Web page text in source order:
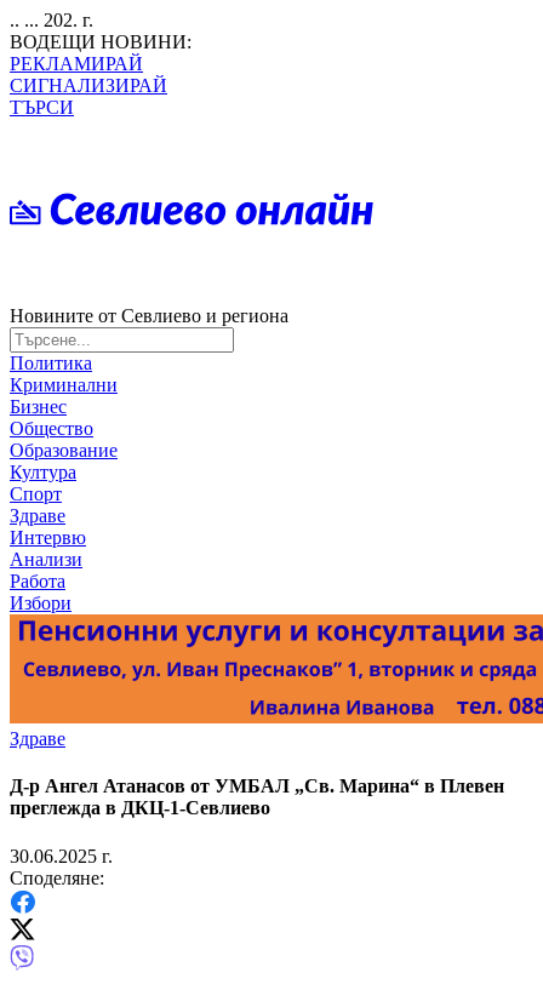
.. ... 202. г.
ВОДЕЩИ НОВИНИ:
РЕКЛАМИРАЙ
СИГНАЛИЗИРАЙ
ТЪРСИ
Новините от Севлиево и региона
Политика
Криминални
Бизнес
Общество
Образование
Култура
Спорт
Здраве
Интервю
Анализи
Работа
Избори
Здраве
Д-р Ангел Атанасов от УМБАЛ „Св. Марина“ в Плевен
преглежда в ДКЦ-1-Севлиево
30.06.2025 г.
Споделяне: